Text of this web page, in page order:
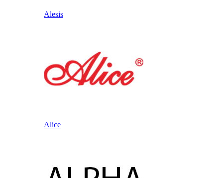
Alesis
Alice